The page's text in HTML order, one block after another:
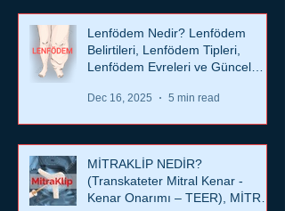
Lenfödem Nedir? Lenfödem
Belirtileri, Lenfödem Tipleri,
Lenfödem Evreleri ve Güncel
Dec 16, 2025 5 min read
MİTRAKLİP NEDİR?
(Transkateter Mitral Kenar -
Kenar Onarımı – TEER), MİTRA